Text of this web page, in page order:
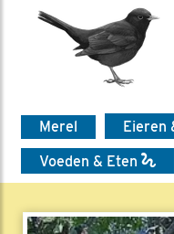
Merel
Eieren
Voeden & Eten